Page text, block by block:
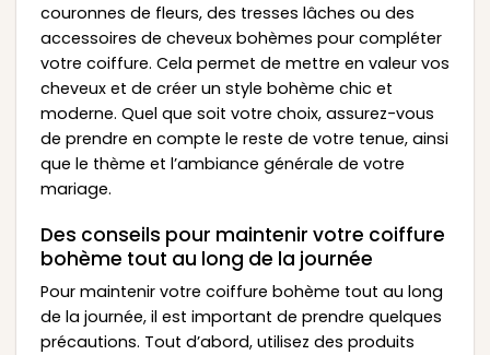
couronnes de fleurs, des tresses lâches ou des
accessoires de cheveux bohèmes pour compléter
votre coiffure. Cela permet de mettre en valeur vos
cheveux et de créer un style bohème chic et
moderne. Quel que soit votre choix, assurez-vous
de prendre en compte le reste de votre tenue, ainsi
que le thème et l’ambiance générale de votre
mariage.
Des conseils pour maintenir votre coiffure
bohème tout au long de la journée
Pour maintenir votre coiffure bohème tout au long
de la journée, il est important de prendre quelques
précautions. Tout d’abord, utilisez des produits